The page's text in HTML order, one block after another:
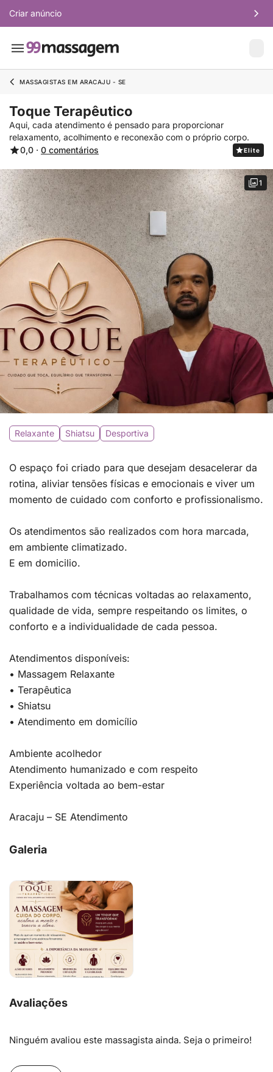
Criar anúncio
MASSAGISTAS EM ARACAJU - SE
Toque Terapêutico
Aqui, cada atendimento é pensado para proporcionar
relaxamento, acolhimento e reconexão com o próprio corpo.
0,0 · 0 comentários Elite
1
Relaxante Shiatsu Desportiva
O espaço foi criado para que desejam desacelerar da
rotina, aliviar tensões físicas e emocionais e viver um
momento de cuidado com conforto e profissionalismo.
Os atendimentos são realizados com hora marcada,
em ambiente climatizado.
E em domicilio.
Trabalhamos com técnicas voltadas ao relaxamento,
qualidade de vida, sempre respeitando os limites, o
conforto e a individualidade de cada pessoa.
Atendimentos disponíveis:
• Massagem Relaxante
• Terapêutica
• Shiatsu
• Atendimento em domicílio
Ambiente acolhedor
Atendimento humanizado e com respeito
Experiência voltada ao bem-estar
Aracaju – SE Atendimento
Galeria
Avaliações
Ninguém avaliou este massagista ainda. Seja o primeiro!